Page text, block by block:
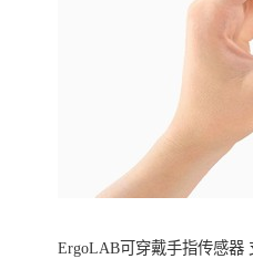
ErgoLAB可穿戴手指传感器